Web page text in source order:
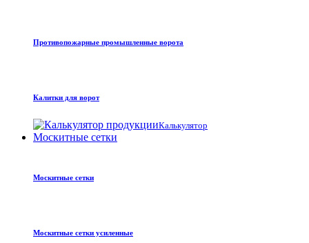
Противопожарные промышленные ворота
Калитки для ворот
Калькулятор
Москитные сетки
Москитные сетки
Москитные сетки усиленные